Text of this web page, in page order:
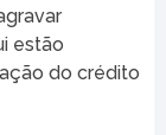
estão
do crédito